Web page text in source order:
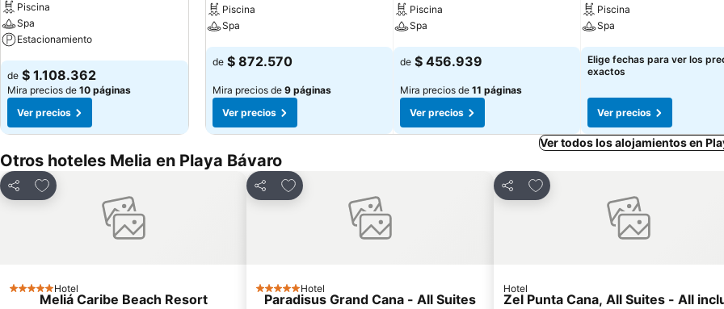
Piscina
Spa
Estacionamiento
Ver precios
de $ 1.108.362
Mira precios de 10 páginas
Ver precios
Piscina
Spa
Ver precios
de $ 872.570
Mira precios de 9 páginas
Ver precios
Piscina
Spa
Ver precios
de $ 456.939
Mira precios de 11 páginas
Ver precios
Piscina
Spa
Ver precios
Elige fechas para ver los
exactos
Ver precios
Ver todos los alojamientos en
Otros hoteles Melia en Playa Bávaro
Compartir
Agregar a favoritos
5 EstrellasHotel
Meliá Caribe Beach Resort
Compartir
Agregar a favoritos
5 EstrellasHotel
Paradisus Grand Cana - All Suites
Compartir
Agregar a favoritos
Hotel
Zel Punta Cana, All Suites - All